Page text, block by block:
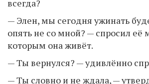
всегда?
— Элен, мы сегодня ужинать
опять не со мной? — спросил её
которым она живёт.
— Ты вернулся? — удивлённо
— Ты словно и не ждала, —